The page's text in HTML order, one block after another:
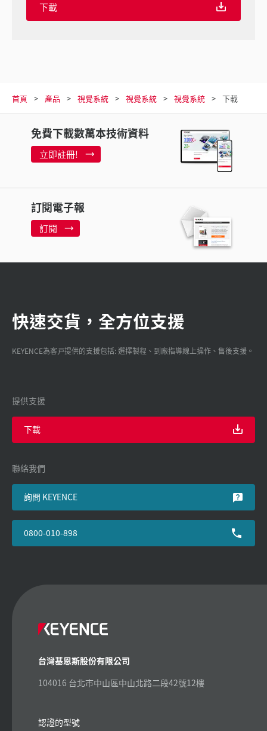
下載
首頁 產品 視覺系統 視覺系統 視覺系統 下載
免費下載數萬本技術資料
立即註冊!
訂閱電子報
訂閱
快速交貨，全方位支援
KEYENCE為客戸提供的支援包括: 選擇製程、到廠指導線上操作、售後支援。
提供支援
下載
聯絡我們
詢問 KEYENCE
0800-010-898
台灣基恩斯股份有限公司
104016 台北市中山區中山北路二段42號12樓
認證的型號